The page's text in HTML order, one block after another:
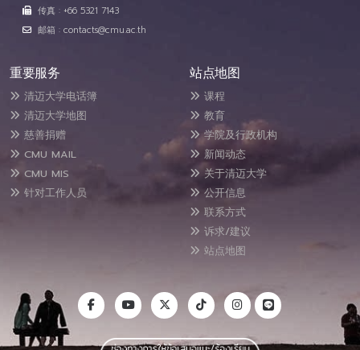
传真 : +66 5321 7143
邮箱 : contacts@cmu.ac.th
重要服务
清迈大学电话簿
清迈大学地图
慈善捐赠
CMU MAIL
CMU MIS
针对工作人员
站点地图
课程
教育
学院及行政机构
新闻动态
关于清迈大学
公开信息
联系方式
诉求/建议
站点地图